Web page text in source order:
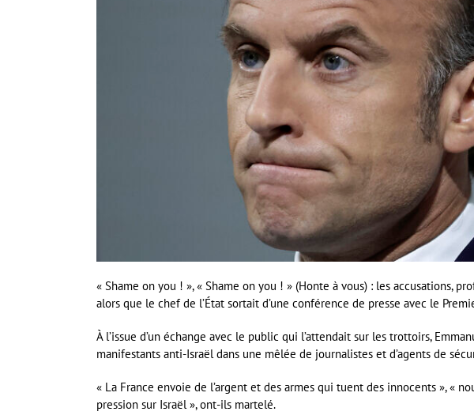
« Shame on you ! », « Shame on you ! » (Honte à vous) : les accusations,
alors que le chef de l’État sortait d’une conférence de presse avec le
À l’issue d’un échange avec le public qui l’attendait sur les trottoirs,
manifestants anti-Israël dans une mêlée de journalistes et d’agents de
« La France envoie de l’argent et des armes qui tuent des innocents », «
pression sur Israël », ont-ils martelé.